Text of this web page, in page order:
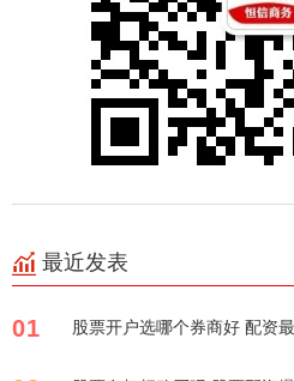
最近发表
01 股票开户选哪个券商好 配资